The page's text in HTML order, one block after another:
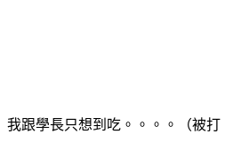
我跟學長只想到吃。。。。（被打